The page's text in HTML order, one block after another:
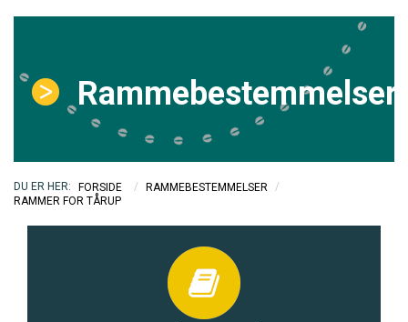
Rammebestemmelser
FORSIDE / RAMMEBESTEMMELSER
/
RAMMER FOR TÅRUP